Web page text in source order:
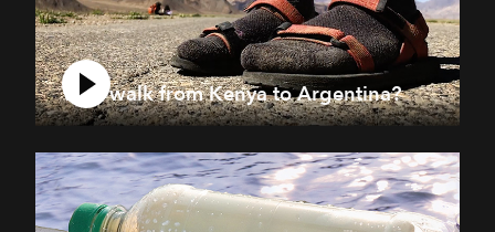
Why walk from Kenya to Argentina?